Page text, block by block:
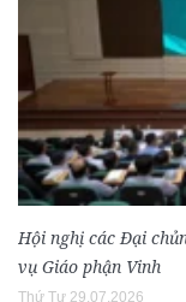
Hội nghị các Đại
vụ Giáo phận Vinh
Thứ Tư 29.07.2026